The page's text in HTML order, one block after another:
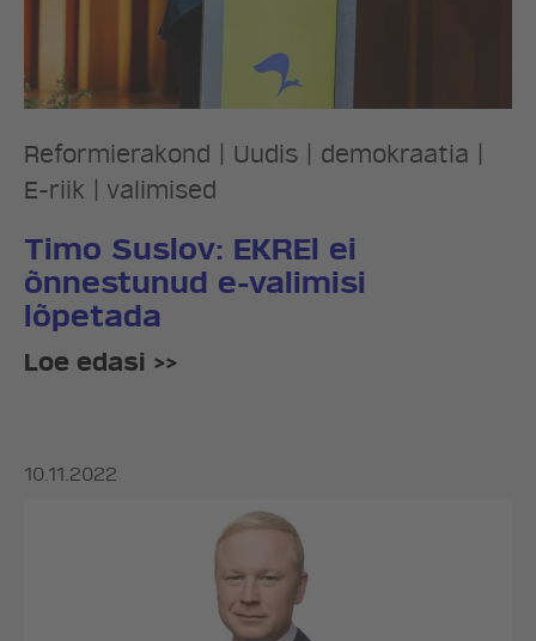
Reformierakond Uudis demokraatia
E-riik
valimised
Timo Suslov: EKREl ei
õnnestunud e-valimisi
lõpetada
Loe edasi >>
10.11.2022